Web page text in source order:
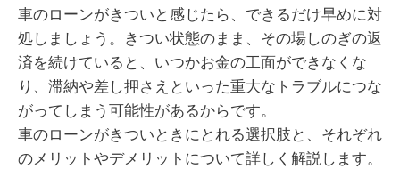
車のローンがきついと感じたら、できるだけ早めに対
処しましょう。きつい状態のまま、その場しのぎの返
済を続けていると、いつかお金の工面ができなくな
り、滞納や差し押さえといった重大なトラブルにつな
がってしまう可能性があるからです。
車のローンがきついときにとれる選択肢と、それぞれ
のメリットやデメリットについて詳しく解説します。